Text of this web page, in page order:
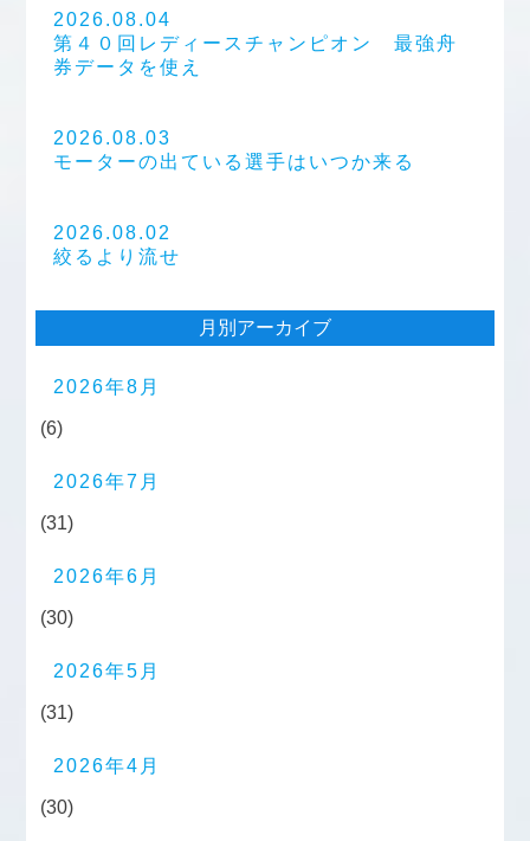
2026.08.04
第４０回レディースチャンピオン 最強舟
券データを使え
2026.08.03
モーターの出ている選手はいつか来る
2026.08.02
絞るより流せ
月別アーカイブ
2026年8月
(6)
2026年7月
(31)
2026年6月
(30)
2026年5月
(31)
2026年4月
(30)